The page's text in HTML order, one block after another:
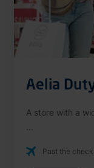
Aelia
A store with a
Past the